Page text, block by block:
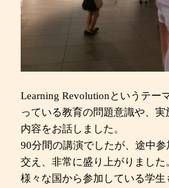
Learning Revolutionというテー
っている教育の問題意識や、
内容をお話しました。
90分間の講演でしたが、途中
交え、非常に盛り上がりました
様々な国から参加している学